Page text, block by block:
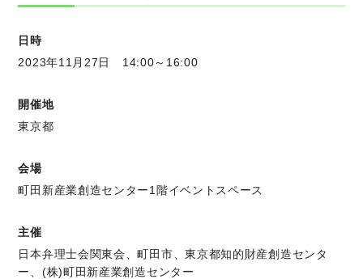
日時
2023年11月27日 14:00～16:00
開催地
東京都
会場
町田新産業創造センター1階イベントスペース
主催
日本弁理士会関東会、町田市、東京都知的財産創造センタ
ー、(株)町田新産業創造センター